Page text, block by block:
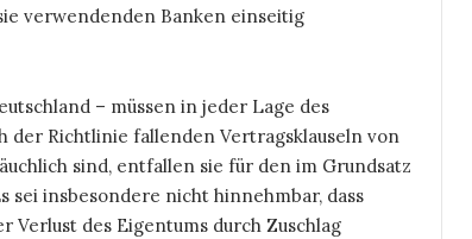
verwendenden Banken einseitig
– müssen in jeder Lage des
der Richtlinie fallenden Vertragsklauseln von
sind, entfallen sie für den im Grundsatz
sei insbesondere nicht hinnehmbar, dass
Verlust des Eigentums durch Zuschlag